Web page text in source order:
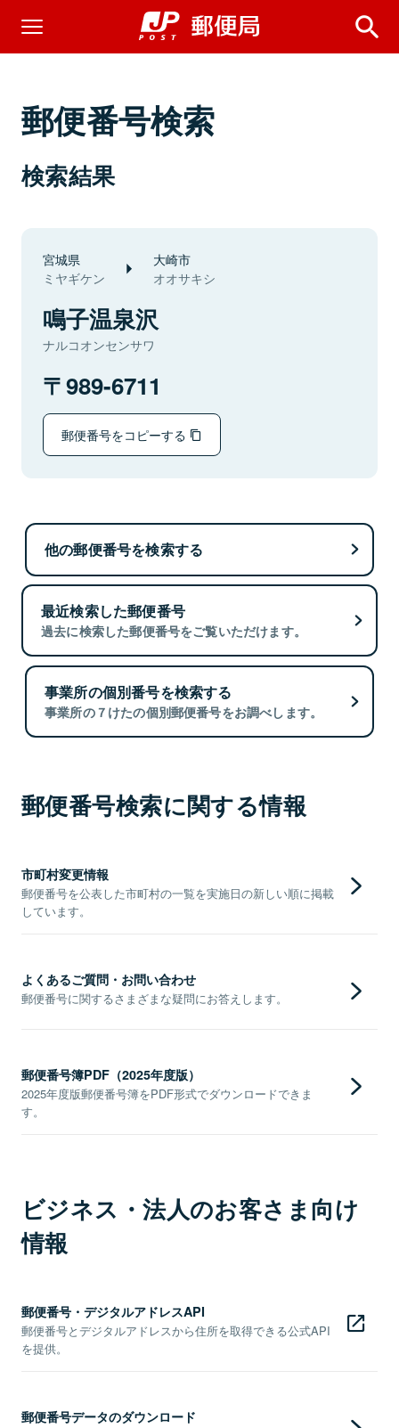
郵便番号検索
検索結果
宮城県
ミヤギケン
大崎市
オオサキシ
鳴子温泉沢
ナルコオンセンサワ
989-6711
郵便番号をコピーする
他の郵便番号を検索する
最近検索した郵便番号
過去に検索した郵便番号をご覧いただけます。
事業所の個別番号を検索する
事業所の７けたの個別郵便番号をお調べします。
郵便番号検索に関する情報
市町村変更情報
郵便番号を公表した市町村の一覧を実施日の新しい順に掲載
しています。
よくあるご質問・お問い合わせ
郵便番号に関するさまざまな疑問にお答えします。
郵便番号簿PDF（2025年度版）
2025年度版郵便番号簿をPDF形式でダウンロードできま
す。
ビジネス・法人のお客さま向け
情報
郵便番号・デジタルアドレスAPI
郵便番号とデジタルアドレスから住所を取得できる公式API
を提供。
郵便番号データのダウンロード